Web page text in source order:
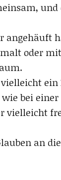
angehäuft
oder
ein
bei
vielleicht
an